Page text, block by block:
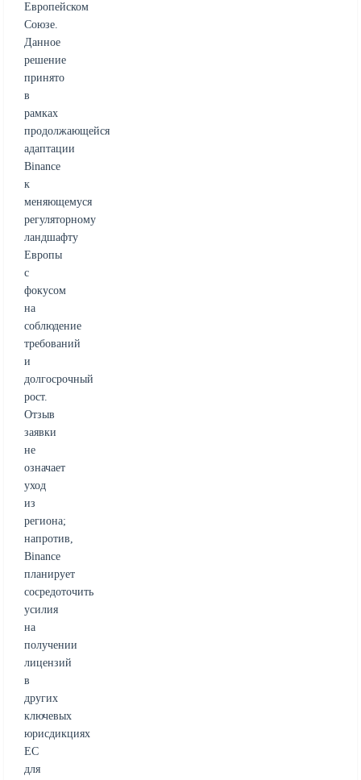
Европейском
Союзе.
Данное
решение
принято
в
рамках
продолжающейся
адаптации
Binance
к
меняющемуся
регуляторному
ландшафту
Европы
с
фокусом
на
соблюдение
требований
и
долгосрочный
рост.
Отзыв
заявки
не
означает
уход
из
региона;
напротив,
Binance
планирует
сосредоточить
усилия
на
получении
лицензий
в
других
ключевых
юрисдикциях
ЕС
для